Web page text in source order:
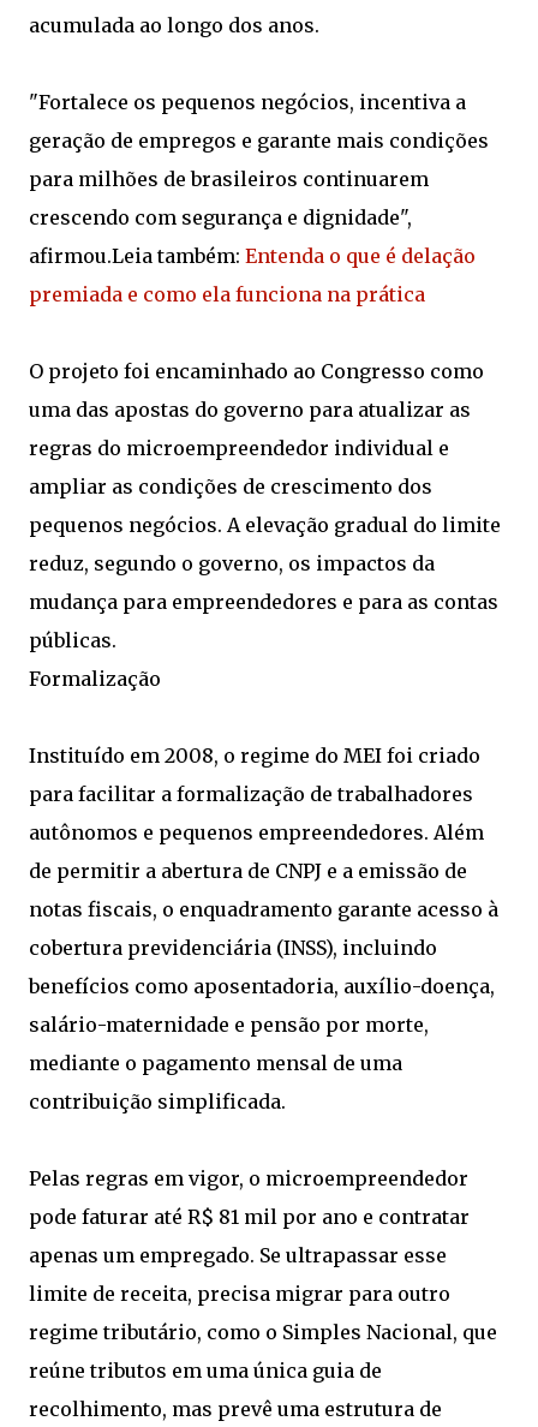
acumulada ao longo dos anos.
"Fortalece os pequenos negócios, incentiva a
geração de empregos e garante mais condições
para milhões de brasileiros continuarem
crescendo com segurança e dignidade",
afirmou.Leia também: Entenda o que é delação
premiada e como ela funciona na prática
O projeto foi encaminhado ao Congresso como
uma das apostas do governo para atualizar as
regras do microempreendedor individual e
ampliar as condições de crescimento dos
pequenos negócios. A elevação gradual do limite
reduz, segundo o governo, os impactos da
mudança para empreendedores e para as contas
públicas.
Formalização
Instituído em 2008, o regime do MEI foi criado
para facilitar a formalização de trabalhadores
autônomos e pequenos empreendedores. Além
de permitir a abertura de CNPJ e a emissão de
notas fiscais, o enquadramento garante acesso à
cobertura previdenciária (INSS), incluindo
benefícios como aposentadoria, auxílio-doença,
salário-maternidade e pensão por morte,
mediante o pagamento mensal de uma
contribuição simplificada.
Pelas regras em vigor, o microempreendedor
pode faturar até R$ 81 mil por ano e contratar
apenas um empregado. Se ultrapassar esse
limite de receita, precisa migrar para outro
regime tributário, como o Simples Nacional, que
reúne tributos em uma única guia de
recolhimento, mas prevê uma estrutura de